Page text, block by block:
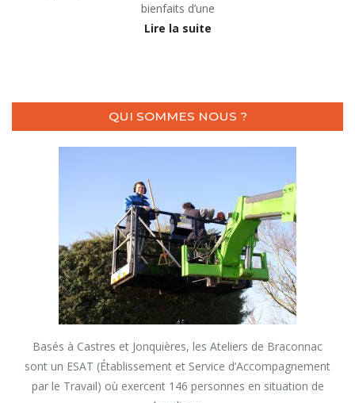
bienfaits d’une
Lire la suite
QUI SOMMES NOUS ?
Basés à Castres et Jonquières, les Ateliers de Braconnac
sont un ESAT (Établissement et Service d’Accompagnement
par le Travail) où exercent 146 personnes en situation de